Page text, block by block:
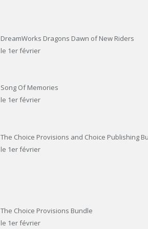
DreamWorks Dragons Dawn of New Riders
le 1er février
Song Of Memories
le 1er février
The Choice Provisions and Choice Publishing
le 1er février
The Choice Provisions Bundle
le 1er février